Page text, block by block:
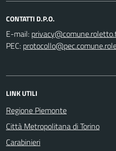
CONTATTI D.P.O.
E-mail:
PEC:
LINK UTILI
Regione Piemonte
Città Metropolitana di Torino
Carabinieri